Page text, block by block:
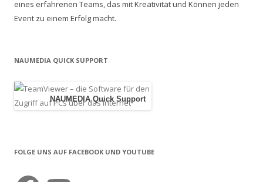
g
s
v
i
t
eines erfahrenen Teams, das mit Kreativität und Können jeden
Event zu einem Erfolg macht.
NAUMEDIA QUICK SUPPORT
NAUMEDIA Quick Support
FOLGE UNS AUF FACEBOOK UND YOUTUBE
FacebookYouTube